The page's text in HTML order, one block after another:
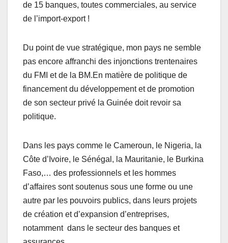
de 15 banques, toutes commerciales, au service
de l’import-export !
Du point de vue stratégique, mon pays ne semble
pas encore affranchi des injonctions trentenaires
du FMI et de la BM.En matière de politique de
financement du développement et de promotion
de son secteur privé la Guinée doit revoir sa
politique.
Dans les pays comme le Cameroun, le Nigeria, la
Côte d’Ivoire, le Sénégal, la Mauritanie, le Burkina
Faso,… des professionnels et les hommes
d’affaires sont soutenus sous une forme ou une
autre par les pouvoirs publics, dans leurs projets
de création et d’expansion d’entreprises,
notamment dans le secteur des banques et